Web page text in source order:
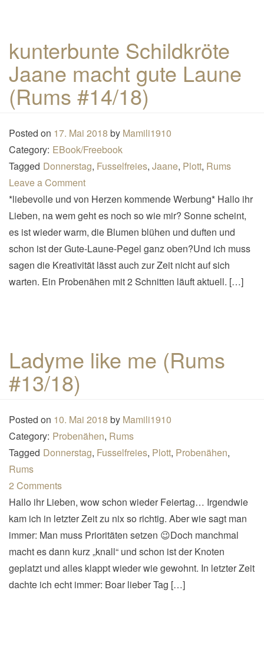
kunterbunte Schildkröte
Jaane macht gute Laune
(Rums #14/18)
Posted on 17. Mai 2018 by Mamili1910
Category: EBook/Freebook
Tagged Donnerstag, Fusselfreies, Jaane, Plott, Rums
Leave a Comment
*liebevolle und von Herzen kommende Werbung* Hallo ihr
Lieben, na wem geht es noch so wie mir? Sonne scheint,
es ist wieder warm, die Blumen blühen und duften und
schon ist der Gute-Laune-Pegel ganz oben?Und ich muss
sagen die Kreativität lässt auch zur Zeit nicht auf sich
warten. Ein Probenähen mit 2 Schnitten läuft aktuell. […]
Ladyme like me (Rums
#13/18)
Posted on 10. Mai 2018 by Mamili1910
Category: Probenähen, Rums
Tagged Donnerstag, Fusselfreies, Plott, Probenähen,
Rums
2 Comments
Hallo ihr Lieben, wow schon wieder Feiertag… Irgendwie
kam ich in letzter Zeit zu nix so richtig. Aber wie sagt man
immer: Man muss Prioritäten setzen 😉Doch manchmal
macht es dann kurz „knall“ und schon ist der Knoten
geplatzt und alles klappt wieder wie gewohnt. In letzter Zeit
dachte ich echt immer: Boar lieber Tag […]